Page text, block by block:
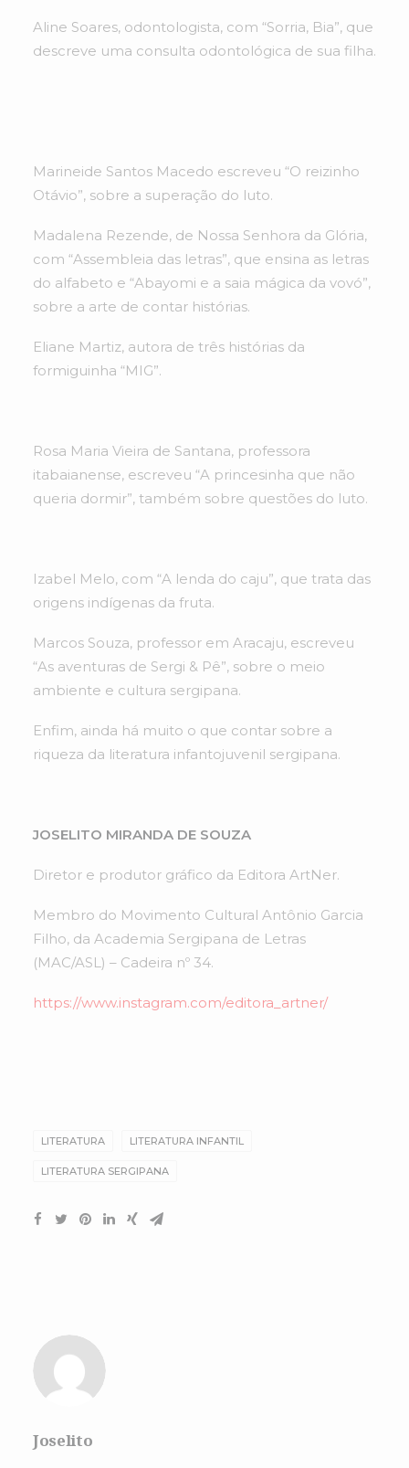
Aline Soares, odontologista, com “Sorria, Bia”, que
descreve uma consulta odontológica de sua filha.
Marineide Santos Macedo escreveu “O reizinho
Otávio”, sobre a superação do luto.
Madalena Rezende, de Nossa Senhora da Glória,
com “Assembleia das letras”, que ensina as letras
do alfabeto e “Abayomi e a saia mágica da vovó”,
sobre a arte de contar histórias.
Eliane Martiz, autora de três histórias da
formiguinha “MIG”.
Rosa Maria Vieira de Santana, professora
itabaianense, escreveu “A princesinha que não
queria dormir”, também sobre questões do luto.
Izabel Melo, com “A lenda do caju”, que trata das
origens indígenas da fruta.
Marcos Souza, professor em Aracaju, escreveu
“As aventuras de Sergi & Pê”, sobre o meio
ambiente e cultura sergipana.
Enfim, ainda há muito o que contar sobre a
riqueza da literatura infantojuvenil sergipana.
JOSELITO MIRANDA DE SOUZA
Diretor e produtor gráfico da Editora ArtNer.
Membro do Movimento Cultural Antônio Garcia
Filho, da Academia Sergipana de Letras
(MAC/ASL) – Cadeira nº 34.
https://www.instagram.com/editora_artner/
LITERATURA LITERATURA INFANTIL
LITERATURA SERGIPANA
Joselito